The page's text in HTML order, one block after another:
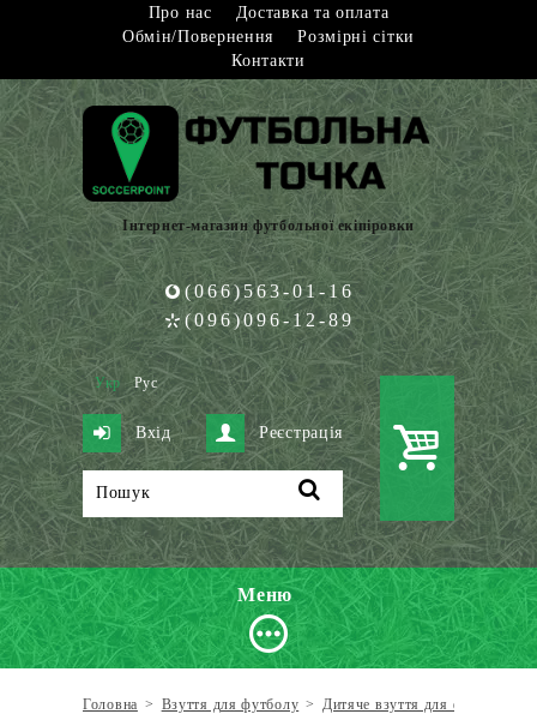
Про нас
Доставка та оплата
Обмін/Повернення
Розмірні сітки
Контакти
Інтернет-магазин футбольної екіпіровки
(066)563-01-16
(096)096-12-89
Укр Рус
Вхід Реєстрація
Меню
Головна > Взуття для футболу > Дитяче взуття для футболу